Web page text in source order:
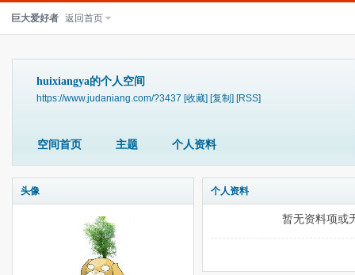
巨大爱好者 返回首页
huixiangya的个人空间
https://www.judaniang.com/?3437 [收藏] [复制] [RSS]
空间首页 主题 个人资料
头像 个人资料
暂无资料项或